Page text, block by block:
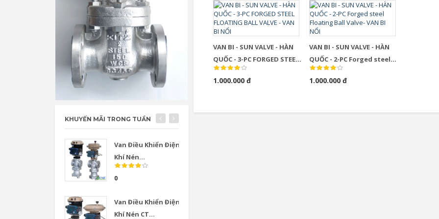
VAN BI - SUN VALVE - HÀN
QUỐC - 3-PC FORGED STEEL
FLOATING BALL VALVE - VAN
BI NỔI
1.000.000 đ
VAN BI - SUN VALVE - HÀN
QUỐC - 2-PC Forged steel
Floating Ball Valve- VAN BI
NỔI
1.000.000 đ
KHUYẾN MÃI TRONG TUẦN
Van Điều Khiển Điện
Khí Nén...
0
Van Điều Khiển Điện
Khí Nén CT...